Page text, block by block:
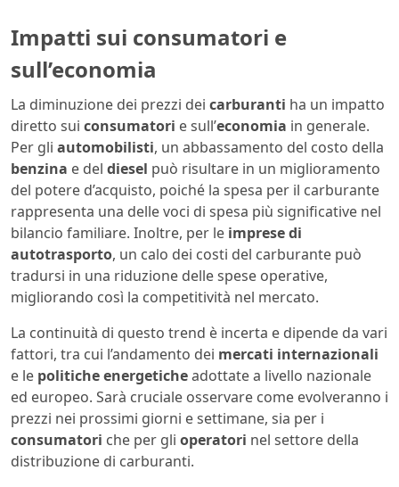
Impatti sui consumatori e
sull’economia
La diminuzione dei prezzi dei carburanti ha un impatto
diretto sui consumatori e sull’economia in generale.
Per gli automobilisti, un abbassamento del costo della
benzina e del diesel può risultare in un miglioramento
del potere d’acquisto, poiché la spesa per il carburante
rappresenta una delle voci di spesa più significative nel
bilancio familiare. Inoltre, per le imprese di
autotrasporto, un calo dei costi del carburante può
tradursi in una riduzione delle spese operative,
migliorando così la competitività nel mercato.
La continuità di questo trend è incerta e dipende da vari
fattori, tra cui l’andamento dei mercati internazionali
e le politiche energeticheadottate a livello nazionale
ed europeo. Sarà cruciale osservare come evolveranno i
prezzi nei prossimi giorni e settimane, sia per i
consumatori che per gli operatori nel settore della
distribuzione di carburanti.